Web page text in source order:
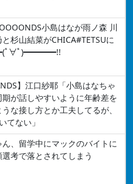
小島はなが雨ノ森 川
杉山結菜がCHICA#TETSUに
ﾟ∀ﾟ)━━━━!!
】江口紗耶「小島はなちゃ
が話しやすいように年齢差を
な接し方とか工夫してるが、
てない」
ん、留学中にマックのバイトに
考で落とされてしまう